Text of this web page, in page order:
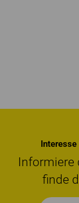
Interesse
Informiere
finde